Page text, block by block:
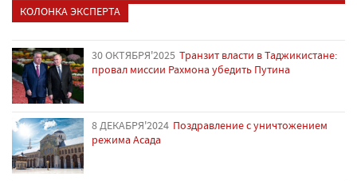
КОЛОНКА ЭКСПЕРТА
30 ОКТЯБРЯ'2025 Транзит власти в Таджикистане:
провал миссии Рахмона убедить Путина
8 ДЕКАБРЯ'2024 Поздравление с уничтожением
режима Асада